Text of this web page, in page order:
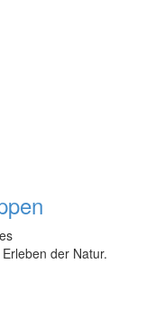
der Natur.